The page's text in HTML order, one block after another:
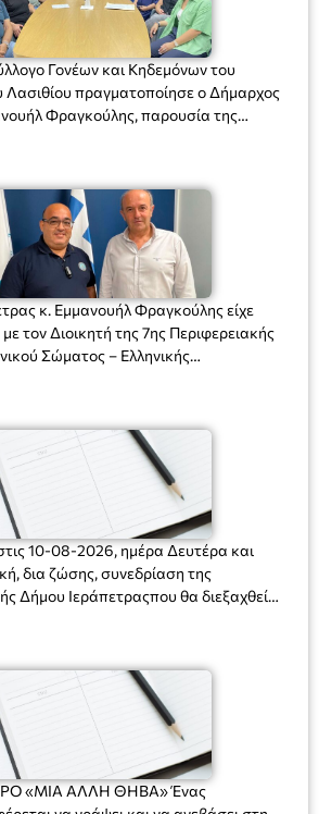
Γονέων και Κηδεμόνων του
Λασιθίου πραγματοποίησε ο Δήμαρχος
Φραγκούλης, παρουσία της
κας Μαριάννας Χαΐτα.
κ. Εμμανουήλ Φραγκούλης είχε
τον Διοικητή της 7ης Περιφερειακής
Σώματος – Ελληνικής
Αρχιπλοίαρχο Λ.Σ. κ. Ιωάννη
10-08-2026, ημέρα Δευτέρα και
δια ζώσης, συνεδρίαση της
Δήμου Ιεράπετραςπου θα διεξαχθεί
Δημοκρατίας 31 στην αίθουσα
στα παρακάτω θέματα:
«ΜΙΑ ΑΛΛΗ ΘΗΒΑ» Ένας